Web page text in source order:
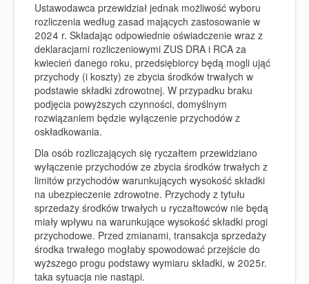
Ustawodawca przewidział jednak możliwość wyboru
rozliczenia według zasad mających zastosowanie w
2024 r. Składając odpowiednie oświadczenie wraz z
deklaracjami rozliczeniowymi ZUS DRA i RCA za
kwiecień danego roku, przedsiębiorcy będą mogli ująć
przychody (i koszty) ze zbycia środków trwałych w
podstawie składki zdrowotnej. W przypadku braku
podjęcia powyższych czynności, domyślnym
rozwiązaniem będzie wyłączenie przychodów z
oskładkowania.
Dla osób rozliczających się ryczałtem przewidziano
wyłączenie przychodów ze zbycia środków trwałych z
limitów przychodów warunkujących wysokość składki
na ubezpieczenie zdrowotne. Przychody z tytułu
sprzedaży środków trwałych u ryczałtowców nie będą
miały wpływu na warunkujące wysokość składki progi
przychodowe. Przed zmianami, transakcja sprzedaży
środka trwałego mogłaby spowodować przejście do
wyższego progu podstawy wymiaru składki, w 2025r.
taka sytuacja nie nastąpi.